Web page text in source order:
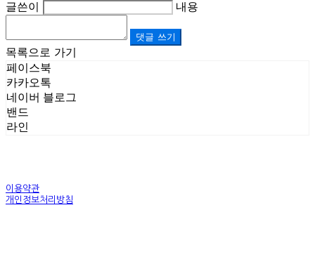
글쓴이
내용
댓글 쓰기
목록으로 가기
페이스북
카카오톡
네이버 블로그
밴드
라인
이용약관
개인정보처리방침